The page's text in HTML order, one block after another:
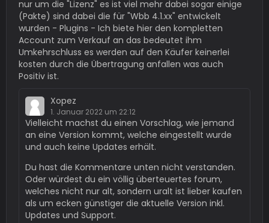
nur um die "Lizenz" es ist viel mehr dabei sogar einige
(Pakte) sind dabei die für "Wbb 4.1.xx" entwickelt
wurden - Plugins - Ich biete hier den kompletten
Account zum Verkauf an das bedeutet ihm
Umkehrschluss es werden auf den Käufer keinerlei
kosten durch die Übertragung anfallen was auch
Positiv ist.
Xopez
1. Januar 2022 um 22:12
Vielleicht machst du einen Vorschlag, wie jemand
an eine Version kommt, welche eingestellt wurde
und auch keine Updates erhält.
Du hast die Kommentare unten nicht verstanden.
Oder würdest du ein völlig überteuertes forum,
welches nicht nur alt, sondern uralt ist lieber kaufen
als um ecken günstiger die aktuelle Version inkl.
Updates und Support.